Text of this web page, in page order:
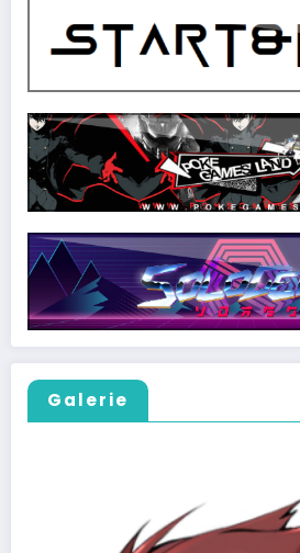
Galerie